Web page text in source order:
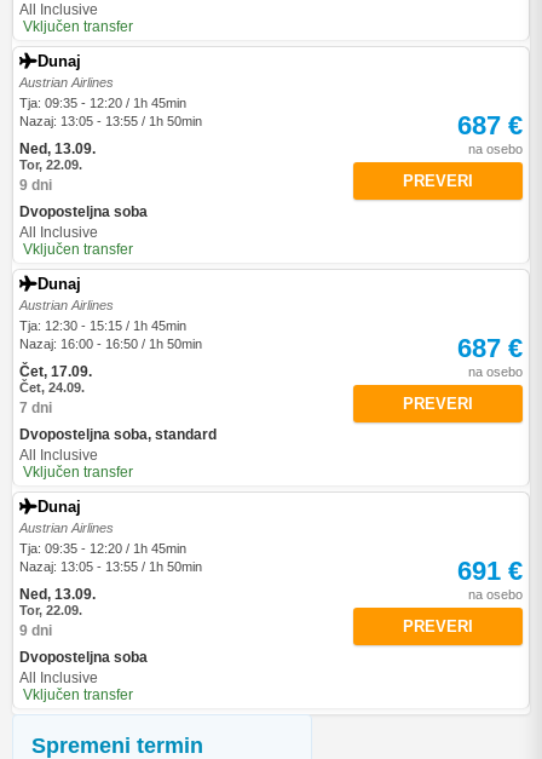
Spremeni termin
All Inclusive
Vključen transfer
Dunaj
Austrian Airlines
Tja: 09:35 - 12:20 / 1h 45min
Nazaj: 13:05 - 13:55 / 1h 50min
Ned, 13.09.
Tor, 22.09.
9 dni
Dvoposteljna soba
All Inclusive
Vključen transfer
687 €
na osebo
PREVERI
Dunaj
Austrian Airlines
Tja: 12:30 - 15:15 / 1h 45min
Nazaj: 16:00 - 16:50 / 1h 50min
Čet, 17.09.
Čet, 24.09.
7 dni
Dvoposteljna soba, standard
All Inclusive
Vključen transfer
687 €
na osebo
PREVERI
Dunaj
Austrian Airlines
Tja: 09:35 - 12:20 / 1h 45min
Nazaj: 13:05 - 13:55 / 1h 50min
Ned, 13.09.
Tor, 22.09.
9 dni
Dvoposteljna soba
All Inclusive
Vključen transfer
691 €
na osebo
PREVERI